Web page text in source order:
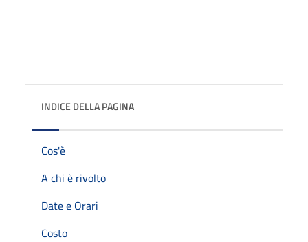
INDICE DELLA PAGINA
Cos'è
A chi è rivolto
Date e Orari
Costo